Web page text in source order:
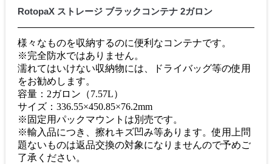
RotopaX ストレージ ブラックコンテナ 2ガロン
様々なものを収納するのに便利なコンテナです。
※完全防水ではありません。
濡れてはいけない収納物には、ドライバッグ等の使用
をお勧めします。
容量：2ガロン（7.57L）
サイズ：336.55×450.85×76.2mm
※固定用パックマウントは別売です。
※輸入品につき、擦れキズ凹み等あります。使用上問
題ないものは返品交換の対象になりませんので予めご
了承ください。